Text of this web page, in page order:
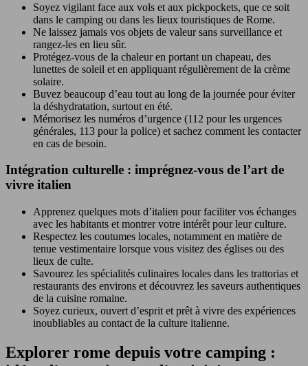
Soyez vigilant face aux vols et aux pickpockets, que ce soit
dans le camping ou dans les lieux touristiques de Rome.
Ne laissez jamais vos objets de valeur sans surveillance et
rangez-les en lieu sûr.
Protégez-vous de la chaleur en portant un chapeau, des
lunettes de soleil et en appliquant régulièrement de la crème
solaire.
Buvez beaucoup d’eau tout au long de la journée pour éviter
la déshydratation, surtout en été.
Mémorisez les numéros d’urgence (112 pour les urgences
générales, 113 pour la police) et sachez comment les contacter
en cas de besoin.
Intégration culturelle : imprégnez-vous de l’art de
vivre italien
Apprenez quelques mots d’italien pour faciliter vos échanges
avec les habitants et montrer votre intérêt pour leur culture.
Respectez les coutumes locales, notamment en matière de
tenue vestimentaire lorsque vous visitez des églises ou des
lieux de culte.
Savourez les spécialités culinaires locales dans les trattorias et
restaurants des environs et découvrez les saveurs authentiques
de la cuisine romaine.
Soyez curieux, ouvert d’esprit et prêt à vivre des expériences
inoubliables au contact de la culture italienne.
Explorer rome depuis votre camping :